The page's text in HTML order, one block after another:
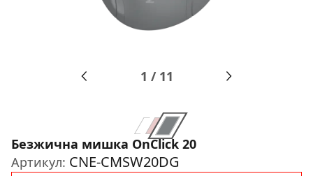
1 / 11
Безжична мишка OnClick 20
Артикул: CNE-CMSW20DG